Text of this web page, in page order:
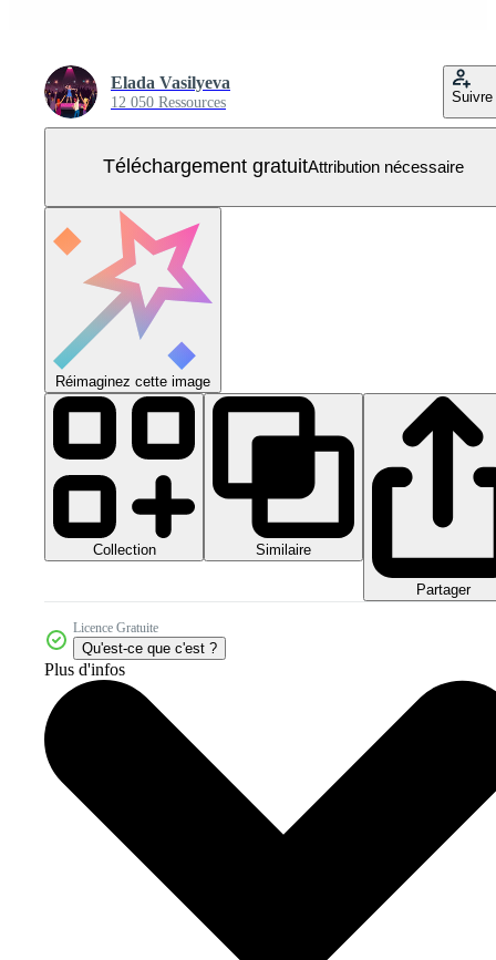
Elada Vasilyeva
12 050 Ressources Suivre
Téléchargement gratuitAttribution nécessaire
Réimaginez cette image
Collection Similaire
Partager
Licence Gratuite
Qu'est-ce que c'est ?
Plus d'infos